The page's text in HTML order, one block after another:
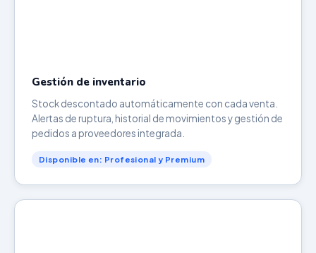
Gestión de inventario
Stock descontado automáticamente con cada venta.
Alertas de ruptura, historial de movimientos y gestión de
pedidos a proveedores integrada.
Disponible en: Profesional y Premium